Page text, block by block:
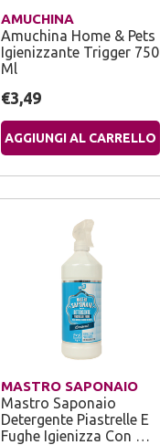
AMUCHINA
Amuchina Home & Pets
Igienizzante Trigger 750
Ml
€3,49
AGGIUNGI AL CARRELLO
MASTRO SAPONAIO
Mastro Saponaio
Detergente Piastrelle E
Fughe Igienizza Con …